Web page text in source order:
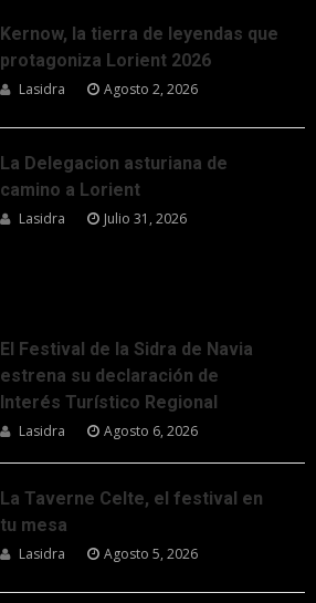
Kernow, la tierra de leyendas que
protagoniza Lorient 2026
Lasidra Agosto 2, 2026
La Delegacion asturiana de
camino a Lorient
Lasidra Julio 31, 2026
El Festival de la Sidra de Navia
estrena su declaración de
Interés Turístico Regional
Lasidra Agosto 6, 2026
La Taverne Celte, el festival en
tu mesa
Lasidra Agosto 5, 2026